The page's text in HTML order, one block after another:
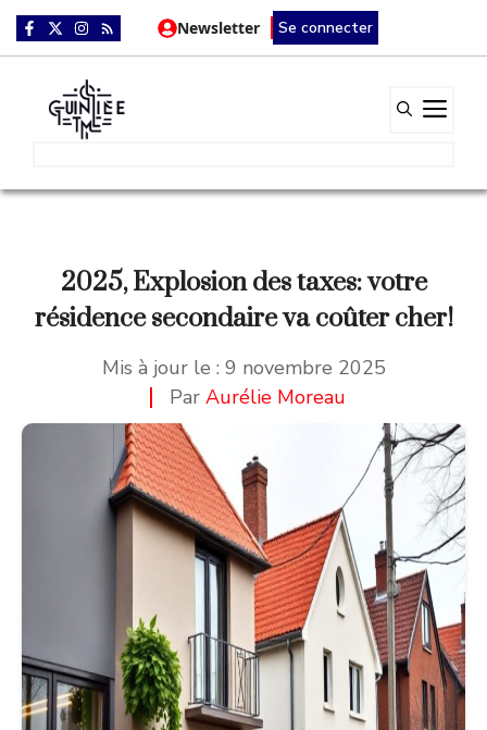
Aller
au
Newsletter Se connecter
2025, Explosion des taxes: votre
résidence secondaire va coûter cher!
Mis à jour le : 9 novembre 2025
Par Aurélie Moreau